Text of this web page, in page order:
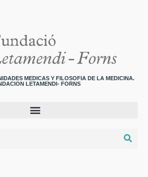
MEDICAS Y FILOSOFIA DE LA MEDICINA.
LETAMENDI- FORNS